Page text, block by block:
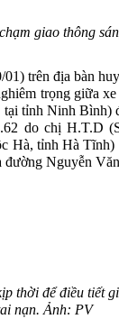
giao thông
trên địa bàn
trọng giữa
tỉnh Ninh Bình)
do chị H.T.D
Hà, tỉnh Hà Tĩnh)
đường Nguyễn
thời để điều tiết
nạn. Ảnh: PV